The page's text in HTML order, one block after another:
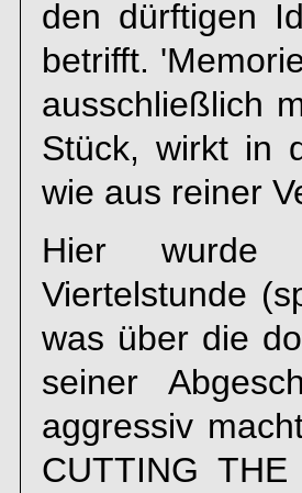
den dürftigen
betrifft.
ausschließlich
Stück, wirkt in
wie aus reiner
Hier wurde
Viertelstunde
was über die
seiner
aggressiv
CUTTING THE